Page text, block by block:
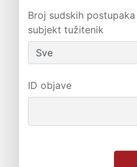
Broj sudskih
subjekt tužitenik
ID objave